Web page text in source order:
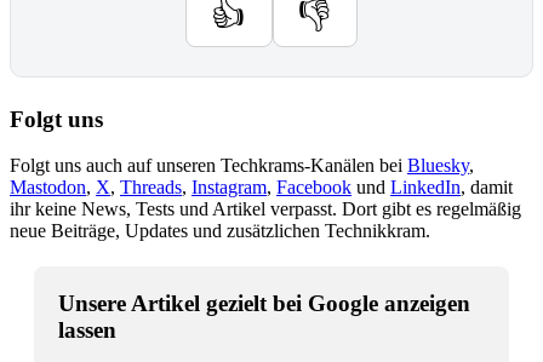
👍 👎
Folgt uns
Folgt uns auch auf unseren Techkrams-Kanälen bei Bluesky,
Mastodon, X, Threads, Instagram, Facebook und LinkedIn, damit
ihr keine News, Tests und Artikel verpasst. Dort gibt es regelmäßig
neue Beiträge, Updates und zusätzlichen Technikkram.
Unsere Artikel gezielt bei Google anzeigen
lassen